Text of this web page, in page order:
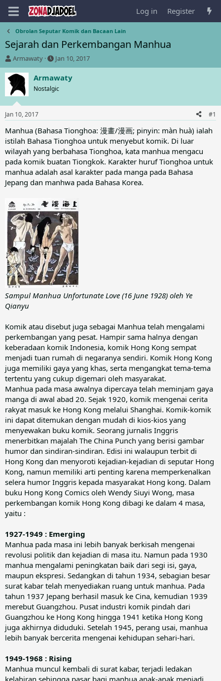
Log in Register
Obrolan Seputar Komik dan Bacaan Lain
Sejarah dan Perkembangan Manhua
T
h
r
e
a
d
s
t
a
r
t
e
r
Armawaty
S
t
a
r
t
t
e
Jan 10, 2017
Armawaty
Nostalgic
Jan 10, 2017 #1
Manhua (Bahasa Tionghoa: 漫畫/漫画; pinyin: màn huà) ialah
istilah Bahasa Tionghoa untuk menyebut komik. Di luar
wilayah yang berbahasa Tionghoa, kata manhua mengacu
pada komik buatan Tiongkok. Karakter huruf Tionghoa untuk
manhua adalah asal karakter pada manga pada Bahasa
Jepang dan manhwa pada Bahasa Korea.
Sampul Manhua Unfortunate Love (16 June 1928) oleh Ye
Qianyu
Komik atau disebut juga sebagai Manhua telah mengalami
perkembangan yang pesat. Hampir sama halnya dengan
keberadaan komik Indonesia, komik Hong Kong sempat
menjadi tuan rumah di negaranya sendiri. Komik Hong Kong
juga memiliki gaya yang khas, serta mengangkat tema-tema
tertentu yang cukup digemari oleh masyarakat.
Manhua pada masa awalnya dipercaya telah meminjam gaya
manga di awal abad 20. Sejak 1920, komik mengenai cerita
rakyat masuk ke Hong Kong melalui Shanghai. Komik-komik
ini dapat ditemukan dengan mudah di kios-kios yang
menyewakan buku komik. Seorang jurnalis Inggris
menerbitkan majalah The China Punch yang berisi gambar
humor dan sindiran-sindiran. Edisi ini walaupun terbit di
Hong Kong dan menyoroti kejadian-kejadian di seputar Hong
Kong, namun memiliki arti penting karena memperkenalkan
selera humor Inggris kepada masyarakat Hong kong. Dalam
buku Hong Kong Comics oleh Wendy Siuyi Wong, masa
perkembangan komik Hong Kong dibagi ke dalam 4 masa,
yaitu :
1927-1949 : Emerging
Manhua pada masa ini lebih banyak berkisah mengenai
revolusi politik dan kejadian di masa itu. Namun pada 1930
manhua mengalami peningkatan baik dari segi isi, gaya,
maupun ekspresi. Sedangkan di tahun 1934, sebagian besar
surat kabar telah menyediakan ruang untuk manhua. Pada
tahun 1937 Jepang berhasil masuk ke Cina, kemudian 1939
merebut Guangzhou. Pusat industri komik pindah dari
Guangzhou ke Hong Kong hingga 1941 ketika Hong Kong
juga akhirnya diduduki. Setelah 1945, perang usai, manhua
lebih banyak bercerita mengenai kehidupan sehari-hari.
1949-1968 : Rising
Manhua muncul kembali di surat kabar, terjadi ledakan
kelahiran sehingga pasar bagi manhua anak-anak menjadi